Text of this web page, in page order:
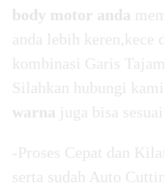
body motor anda
anda lebih keren,kece
kombinasi Garis
Silahkan hubungi
warna juga bisa
-Proses Cepat dan
serta sudah Auto